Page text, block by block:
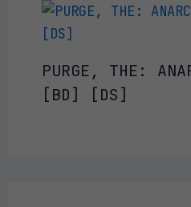
PURGE, THE:
[BD] [DS]